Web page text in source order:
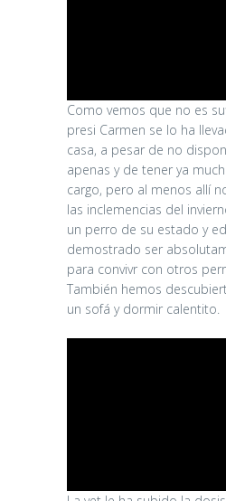
Como vemos que no es
presi Carmen se lo ha
casa, a pesar de no
apenas y de tener ya
cargo, pero al menos allí
las inclemencias del
un perro de su estado y
demostrado ser
para convivr con otros
También hemos
un sofá y dormir calentito.